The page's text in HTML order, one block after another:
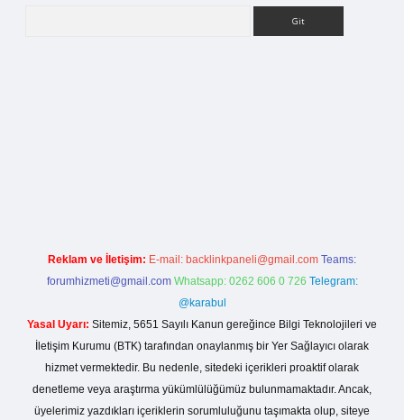
Reklam ve İletişim: E-mail: backlinkpaneli@gmail.com Teams:
forumhizmeti@gmail.com Whatsapp: 0262 606 0 726 Telegram:
@karabul
Yasal Uyarı: Sitemiz, 5651 Sayılı Kanun gereğince Bilgi Teknolojileri ve
İletişim Kurumu (BTK) tarafından onaylanmış bir Yer Sağlayıcı olarak
hizmet vermektedir. Bu nedenle, sitedeki içerikleri proaktif olarak
denetleme veya araştırma yükümlülüğümüz bulunmamaktadır. Ancak,
üyelerimiz yazdıkları içeriklerin sorumluluğunu taşımakta olup, siteye